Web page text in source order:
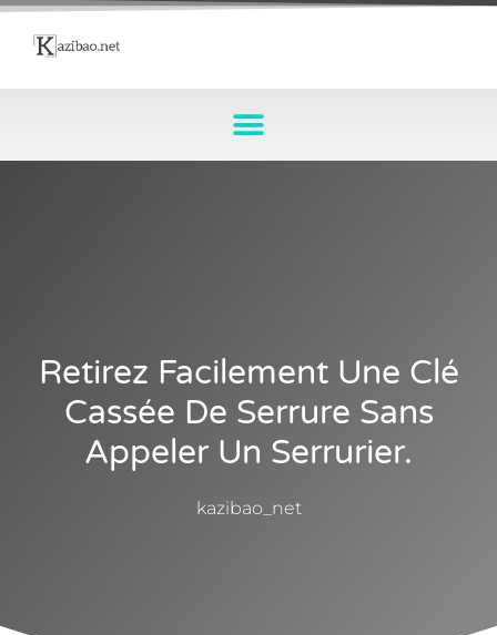
Retirez Facilement Une Clé
Cassée De Serrure Sans
Appeler Un Serrurier.
kazibao_net